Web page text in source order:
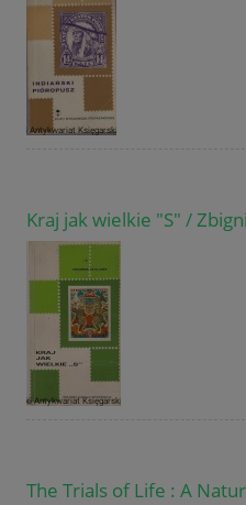
Kraj jak wielkie "S" /
The Trials of Life : A